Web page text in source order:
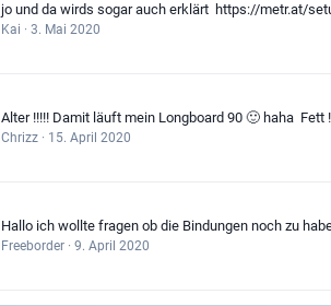
jo und da wirds sogar auch erklärt https://metr.at/
Kai · 3. Mai 2020
Alter !!!!! Damit läuft mein Longboard 90 🙂 haha
Chrizz· 15. April 2020
Hallo ich wollte fragen ob die Bindungen noch zu
Freeborder· 9. April 2020